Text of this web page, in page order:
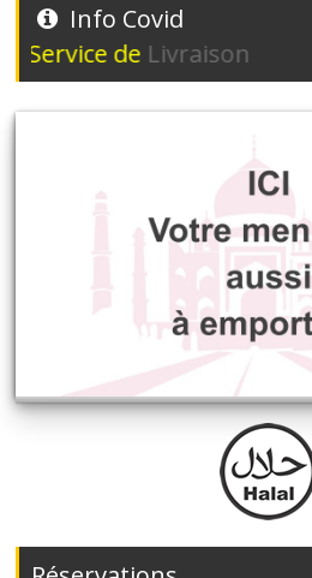
Info Covid
deLivraison